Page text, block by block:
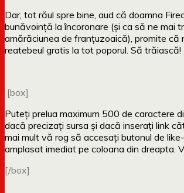
Dar, tot răul spre bine, aud că doamna
bunăvoință la încoronare (și ca să ne mai
amărăciunea de franțuzoaică), promite că
reatebeul gratis la tot poporul. Să trăiască!
[box]
Puteți prelua maximum 500 de caractere
dacă precizați sursa și dacă inserați link
mai mult vă rog să accesați butonul de like-
amplasat imediat pe coloana din dreapta.
[/box]